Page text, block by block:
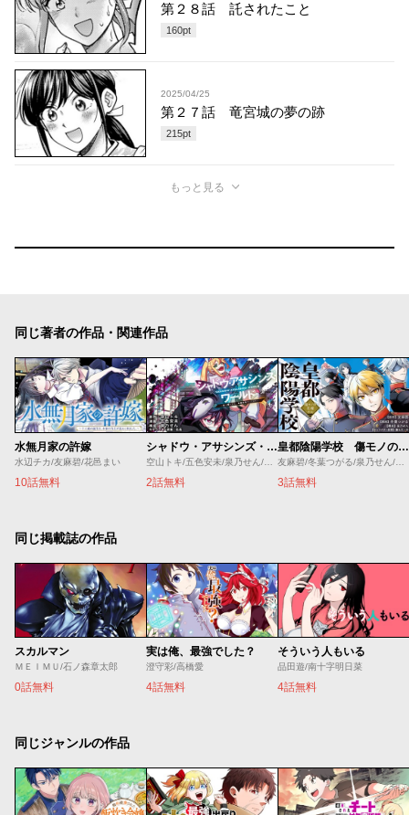
第２８話 託されたこと
160pt
2025/04/25
第２７話 竜宮城の夢の跡
215pt
もっと見る
同じ著者の作品・関連作品
水無月家の許嫁
水辺チカ/友麻碧/花邑まい
10話無料
シャドウ・アサシンズ・ワールド ～影は薄いけど、最強忍者やってます～
2話無料
皇都陰陽学校 傷モノの花嫁 外伝
3話無料
同じ掲載誌の作品
スカルマン
ＭＥＩＭＵ/石ノ森章太郎
0話無料
実は俺、最強でした？
澄守彩/高橋愛
4話無料
そういう人もいる
品田遊/南十字明日菜
4話無料
同じジャンルの作品